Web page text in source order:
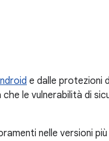
e dalle protezioni
le vulnerabilità di
nelle versioni più